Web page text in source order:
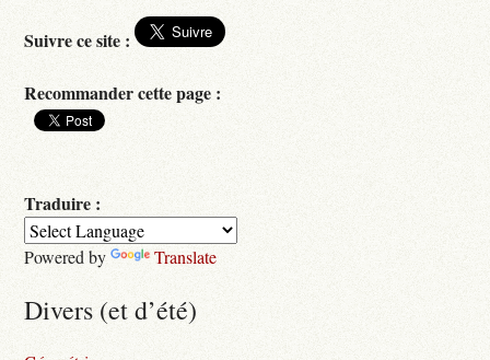
Suivre ce site :
Recommander cette page :
Traduire :
Powered by Translate
Divers (et d’été)